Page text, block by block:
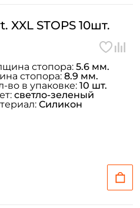
STOPS 10шт.
стопора: 5.6 мм.
стопора: 8.9 мм.
во в упаковке: 10 шт.
светло-зеленый
Силикон